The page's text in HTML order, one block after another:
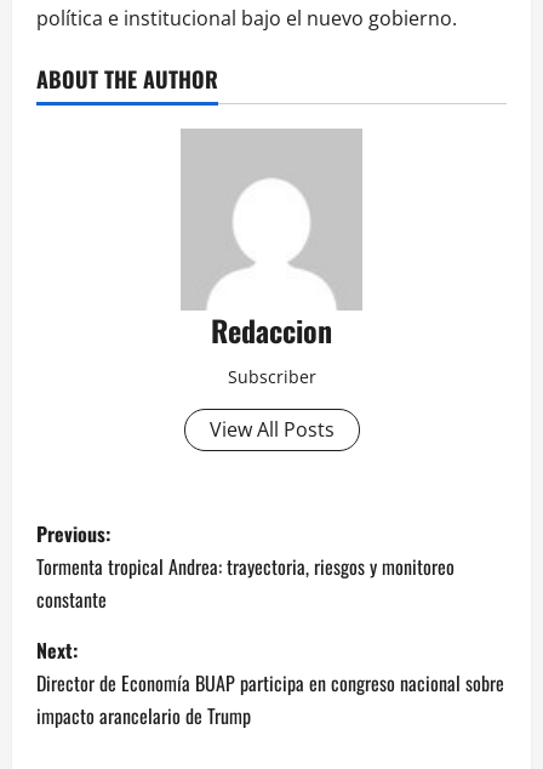
política e institucional bajo el nuevo gobierno.
ABOUT THE AUTHOR
Redaccion
Subscriber
View All Posts
P
o
s
t
n
Previous:
Tormenta tropical Andrea: trayectoria, riesgos y monitoreo
constante
Next:
Director de Economía BUAP participa en congreso nacional sobre
impacto arancelario de Trump